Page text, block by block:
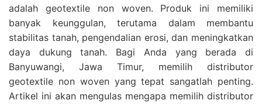
adalah geotextile non woven. Produk ini memiliki
banyak keunggulan, terutama dalam membantu
stabilitas tanah, pengendalian erosi, dan meningkatkan
daya dukung tanah. Bagi Anda yang berada di
Banyuwangi, Jawa Timur, memilih distributor
geotextile non woven yang tepat sangatlah penting.
Artikel ini akan mengulas mengapa memilih distributor